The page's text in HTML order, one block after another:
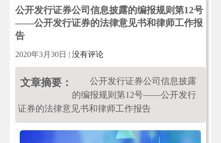
公开发行证券公司信息披露的编报规则第12号
——公开发行证券的法律意见书和律师工作报
告
2020年3月30日 | 没有评论
文章摘要：
公开发行证券公司信息披露
的编报规则第12号——公开发行
证券的法律意见书和律师工作报告